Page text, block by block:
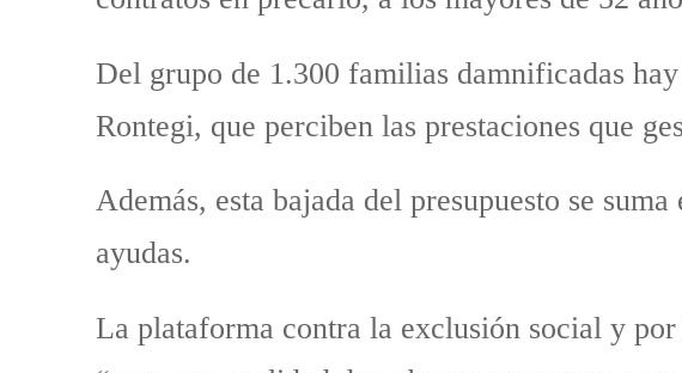
Del grupo de 1.300 familias damnificadas
Rontegi, que perciben las prestaciones que
Además, esta bajada del presupuesto se
ayudas.
La plataforma contra la exclusión social y